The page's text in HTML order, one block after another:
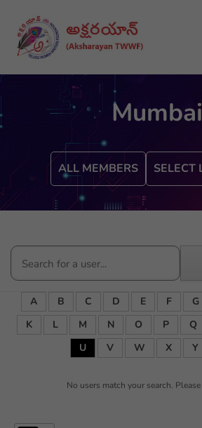
Mumbai
ALL MEMBERS SELECT
A B C D E F G
K
L M N O P Q
U
V W X Y
No users match your search.